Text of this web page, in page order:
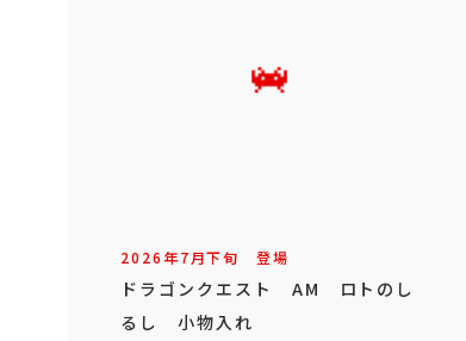
2026年7月下旬 登場
ドラゴンクエスト AM ロトのし
るし 小物入れ